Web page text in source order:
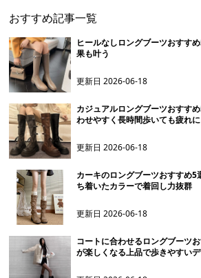
おすすめ記事一覧
ヒールなしロングブーツおすす
果も叶う
更新日2026-06-18
カジュアルロングブーツおすす
わせやすく長時間歩いても疲れ
更新日2026-06-18
カーキのロングブーツおすすめ
ち着いたカラーで着回し力抜群
更新日2026-06-18
コートに合わせるロングブーツ
が楽しくなる上品で歩きやすい